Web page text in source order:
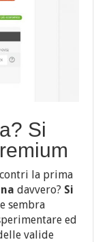
Si
la prima
davvero? Si
sembra
ed
valide